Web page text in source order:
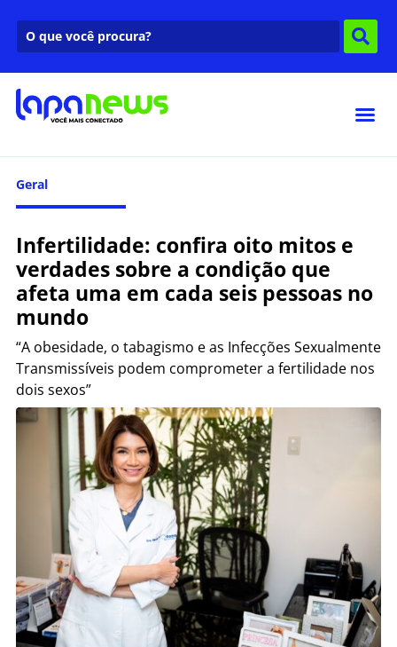
Geral
Infertilidade: confira oito mitos e
verdades sobre a condição que
afeta uma em cada seis pessoas no
mundo
“A obesidade, o tabagismo e as Infecções Sexualmente
Transmissíveis podem comprometer a fertilidade nos
dois sexos”